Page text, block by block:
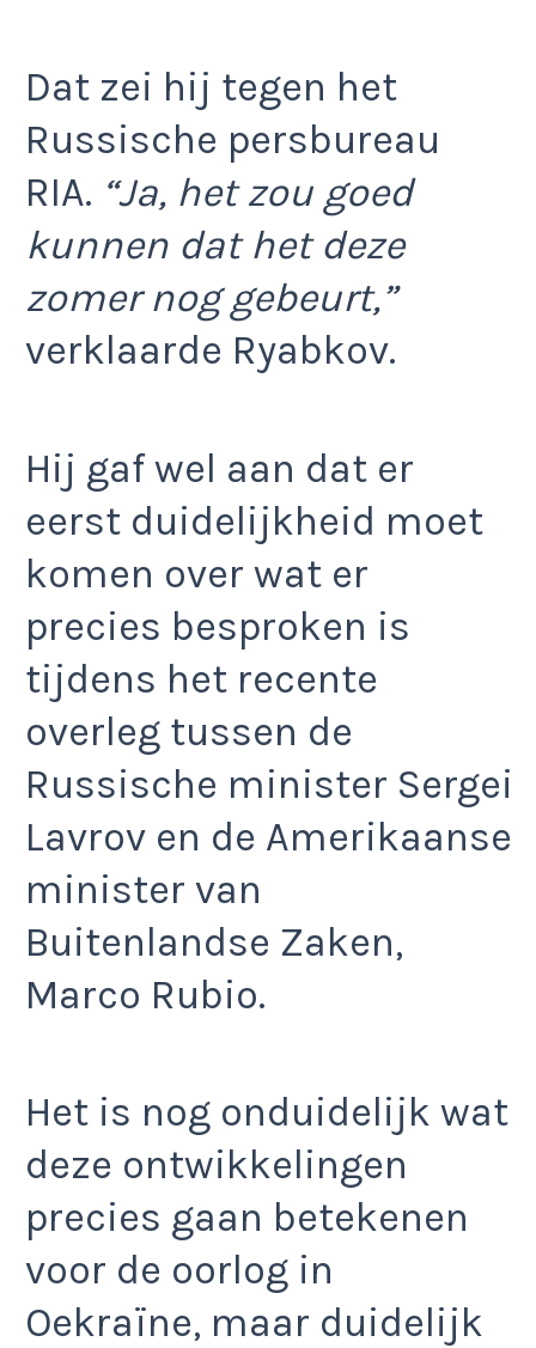
Dat zei hij tegen het
Russische persbureau
RIA. “Ja, het zou goed
kunnen dat het deze
zomer nog gebeurt,”
verklaarde Ryabkov.
Hij gaf wel aan dat er
eerst duidelijkheid moet
komen over wat er
precies besproken is
tijdens het recente
overleg tussen de
Russische minister Sergei
Lavrov en de Amerikaanse
minister van
Buitenlandse Zaken,
Marco Rubio.
Het is nog onduidelijk wat
deze ontwikkelingen
precies gaan betekenen
voor de oorlog in
Oekraïne, maar duidelijk